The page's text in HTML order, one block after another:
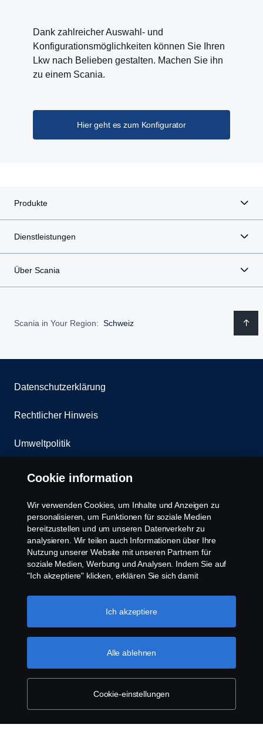
Dank zahlreicher Auswahl- und
Konfigurationsmöglichkeiten können Sie Ihren
Lkw nach Belieben gestalten. Machen Sie ihn
zu einem Scania.
Hier geht es zum Konfigurator
Produkte
Dienstleistungen
Über Scania
Scania in Your Region: Schweiz
Datenschutzerklärung
Rechtlicher Hinweis
Umweltpolitik
Whistleblowing
Kontakt
Cookies Politik
Cookie Einstellungen
© Copyright Scania 2025 All rights reserved. Scania
CV AB (publ), SE-151 87 Södertälje, Sweden, Tel:
+46-8-55 38 10 00, Fax: +46-8-55 38 10 37.
Cookie information
Wir verwenden Cookies, um Inhalte und Anzeigen zu
personalisieren, um Funktionen für soziale Medien
bereitzustellen und um unseren Datenverkehr zu
analysieren. Wir teilen auch Informationen über Ihre
Nutzung unserer Website mit unseren Partnern für
soziale Medien, Werbung und Analysen. Indem Sie auf
"Ich akzeptiere" klicken, erklären Sie sich damit
Informationen weitergegeben werden. Sie können Ihre
Cookies auch verwalten, indem Sie auf die "Cookie-
bitte unseren Abschnitt über Cookies, den Sie durch
Klicken auf den Link unter diesem Text finden
können. Weitere Informationen zum Datenschutz
Cookie-einstellungen
Alle ablehnen
Ich akzeptiere